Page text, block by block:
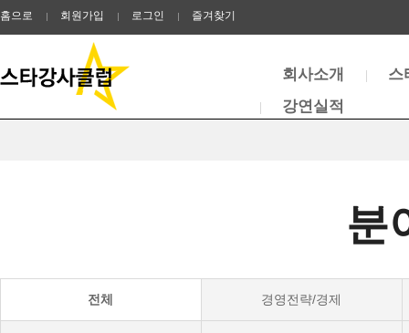
홈으로 회원가입 로그인 즐겨찾기
회사소개
스
강연실적
분
전체 경영전략/경제